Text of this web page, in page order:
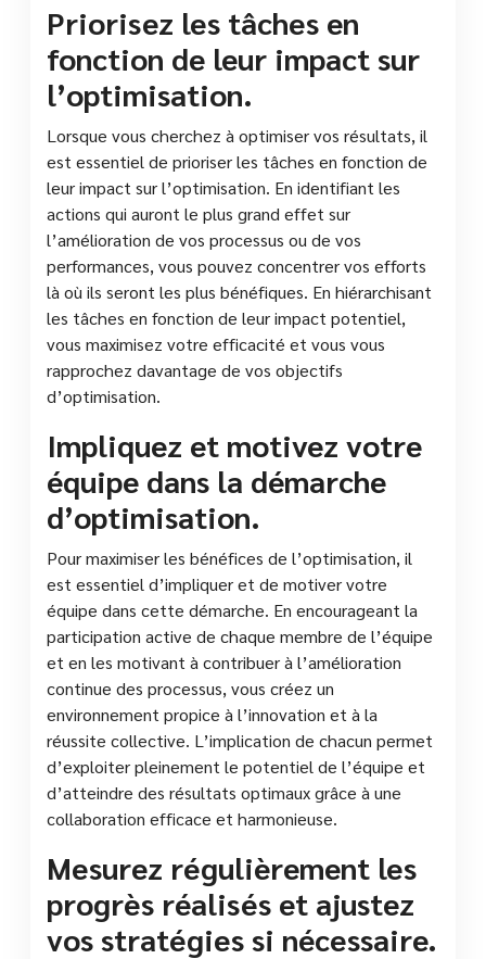
Priorisez les tâches en
fonction de leur impact sur
l’optimisation.
Lorsque vous cherchez à optimiser vos résultats, il
est essentiel de prioriser les tâches en fonction de
leur impact sur l’optimisation. En identifiant les
actions qui auront le plus grand effet sur
l’amélioration de vos processus ou de vos
performances, vous pouvez concentrer vos efforts
là où ils seront les plus bénéfiques. En hiérarchisant
les tâches en fonction de leur impact potentiel,
vous maximisez votre efficacité et vous vous
rapprochez davantage de vos objectifs
d’optimisation.
Impliquez et motivez votre
équipe dans la démarche
d’optimisation.
Pour maximiser les bénéfices de l’optimisation, il
est essentiel d’impliquer et de motiver votre
équipe dans cette démarche. En encourageant la
participation active de chaque membre de l’équipe
et en les motivant à contribuer à l’amélioration
continue des processus, vous créez un
environnement propice à l’innovation et à la
réussite collective. L’implication de chacun permet
d’exploiter pleinement le potentiel de l’équipe et
d’atteindre des résultats optimaux grâce à une
collaboration efficace et harmonieuse.
Mesurez régulièrement les
progrès réalisés et ajustez
vos stratégies si nécessaire.